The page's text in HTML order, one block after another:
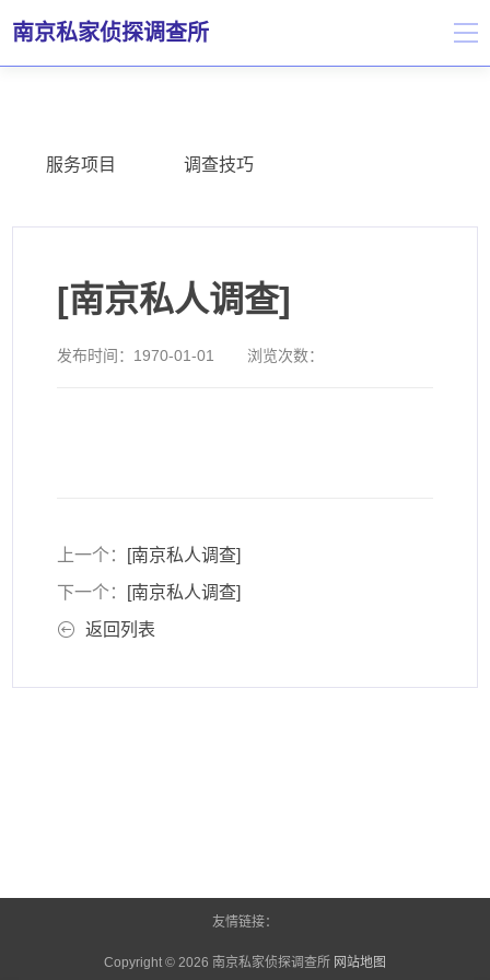
南京私家侦探调查所
服务项目 调查技巧
[南京私人调查]
发布时间： 1970-01-01 浏览次数：
上一个：
[南京私人调查]
下一个：
[南京私人调查]
返回列表
友情链接：
Copyright © 2026 南京私家侦探调查所 网站地图